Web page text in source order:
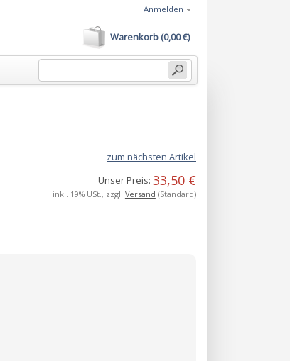
Warenkorb (0,00 €)
Anmelden
zum nächsten Artikel
Unser Preis: 33,50 €
inkl. 19% USt., zzgl. Versand (Standard)